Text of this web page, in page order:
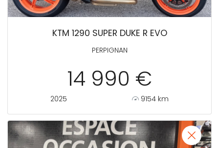
KTM 1290 SUPER DUKE R EVO
PERPIGNAN
14 990 €
2025 9154 km